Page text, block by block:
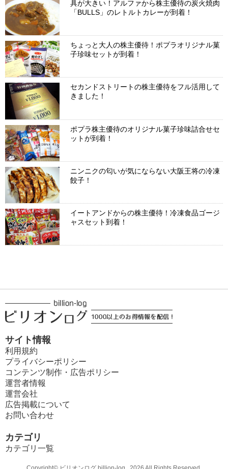
具が大きい！アルファから株主優待の炭火焼肉
「BULLS」のレトルトカレーが到着！
ちょっと大人の株主優待！ポプラオリジナル菓
子珍味セットが到着！
セカンドストリートの株主優待をフル活用して
きました！
ポプラ株主優待のオリジナル菓子珍味詰合せセ
ットが到着！
ニンニクの匂いが気にならない大阪王将の冷凍
餃子！
イートアンドからの株主優待！冷凍食品ゴージ
ャスセット到着！
サイト情報
利用規約
プライバシーポリシー
コンテンツ制作・広告ポリシー
運営者情報
運営会社
広告掲載について
お問い合わせ
カテゴリ
カテゴリ一覧